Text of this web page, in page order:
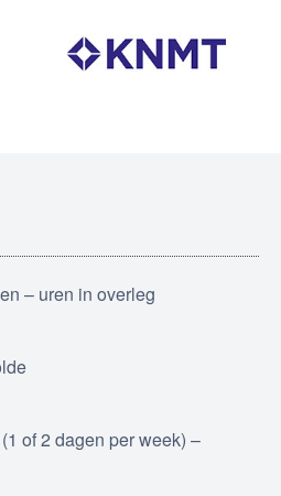
– uren in overleg
of 2 dagen per week) –